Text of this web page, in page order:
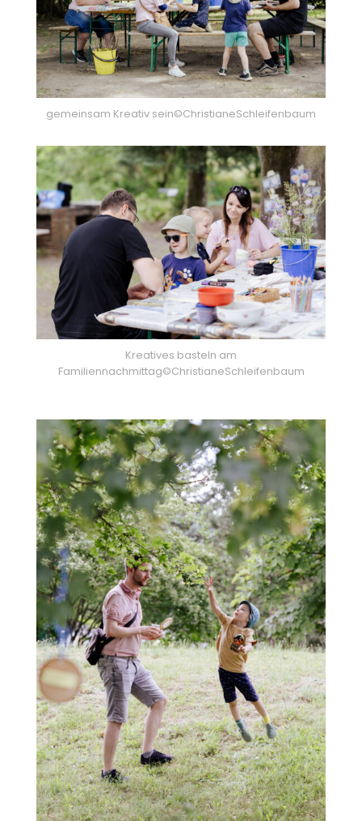
gemeinsam Kreativ sein©ChristianeSchleifenbaum
Kreatives basteln am
Familiennachmittag©ChristianeSchleifenbaum